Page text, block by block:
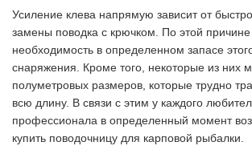
Усиление клева напрямую зависит от
замены поводка с крючком. По этой причине
необходимость в определенном запасе
снаряжения. Кроме того, некоторые из них
полуметровых размеров, которые трудно
всю длину. В связи с этим у каждого
профессионала в определенный момент
купить поводочницу для карповой рыбалки.